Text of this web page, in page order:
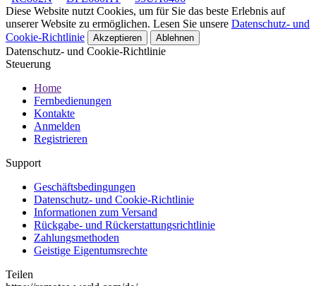
Diese Website nutzt Cookies, um für Sie das beste Erlebnis auf
unserer Website zu ermöglichen. Lesen Sie unsere Datenschutz- und
Cookie-Richtlinie
Akzeptieren Ablehnen
Datenschutz- und Cookie-Richtlinie
Steuerung
Home
Fernbedienungen
Kontakte
Anmelden
Registrieren
Support
Geschäftsbedingungen
Datenschutz- und Cookie-Richtlinie
Informationen zum Versand
Rückgabe- und Rückerstattungsrichtlinie
Zahlungsmethoden
Geistige Eigentumsrechte
Teilen